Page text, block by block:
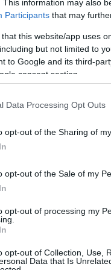
This information may also
Participants that may
that this website/app uses
but not limited to
to Google and its third-
consent section.
Data Processing Opt Outs
opt-out of the Sharing of
opt-out of the Sale of my
opt-out of processing my
opt-out of Collection, Use,
Data that Is
ZOBACZ WIĘCEJ (5)